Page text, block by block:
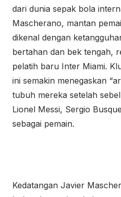
dari dunia sepak bola
Mascherano, mantan
dikenal dengan
bertahan dan bek tengah,
pelatih baru Inter Miami.
ini semakin menegaskan
tubuh mereka setelah
Lionel Messi, Sergio
sebagai pemain.
Kedatangan Javier